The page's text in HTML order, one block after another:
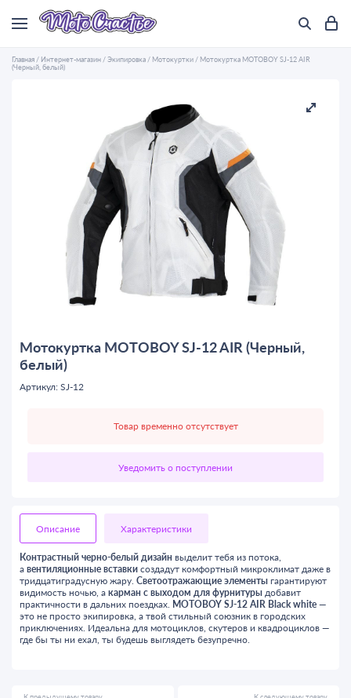
Главная / Интернет-магазин /Экипировка / Мотокуртки / Мотокуртка MOTOBOY SJ-12 AIR
(Черный, белый)
Мотокуртка MOTOBOY SJ-12 AIR (Черный,
белый)
Артикул: SJ-12
Товар временно отсутствует
Уведомить о поступлении
Описание Характеристики
Контрастный черно-белый дизайн выделит тебя из потока,
а вентиляционные вставки создадут комфортный микроклимат даже в
тридцатиградусную жару. Светоотражающие элементы гарантируют
видимость ночью, а карман с выходом для фурнитуры добавит
практичности в дальних поездках. MOTOBOY SJ-12 AIR Black white —
это не просто экипировка, а твой стильный союзник в городских
приключениях. Идеальна для мотоциклов, скутеров и квадроциклов —
где бы ты ни ехал, ты будешь выглядеть безупречно.